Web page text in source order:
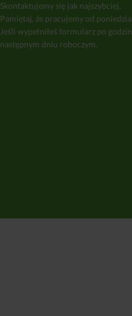
Skontaktujemy się jak najszybciej.
Pamiętaj, że pracujemy od
Jeśli wypełniłeś formularz po
następnym dniu roboczym.